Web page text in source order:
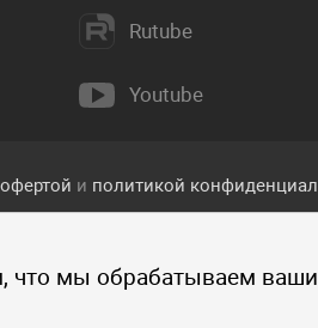
что мы обрабатываем
Rutube
Youtube
офертой и политикой
и другие объекты,
компании
объектов данного сайта